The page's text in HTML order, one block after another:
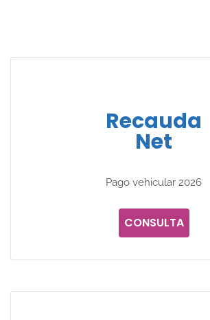
Recauda
Net
Pago vehicular 2026
CONSULTA